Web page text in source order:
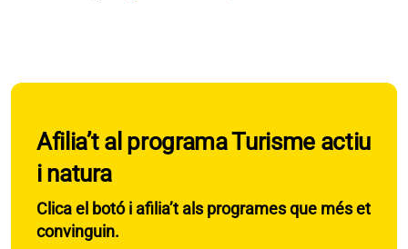
Afilia’t al programa Turisme actiu
i natura
Clica el botó i afilia’t als programes que més et
convinguin.